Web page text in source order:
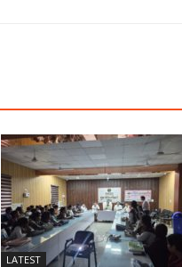
LATEST